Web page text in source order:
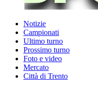
Notizie
Campionati
Ultimo turno
Prossimo turno
Foto e video
Mercato
Città di Trento